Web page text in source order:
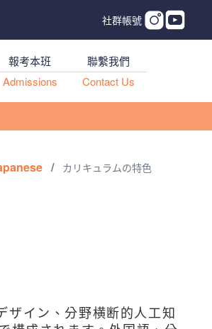
社群帳號
報考本班
Admissions
聯繫我們
Contact Us
/ カリキュラムの特色
ザイン、分野横断的人工知